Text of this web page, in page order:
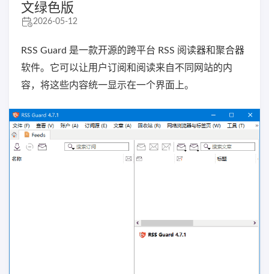
文绿色版
2026-05-12
RSS Guard 是一款开源的跨平台 RSS 阅读器和聚合器
软件。它可以让用户订阅和阅读来自不同网站的内
容，将这些内容统一显示在一个界面上。